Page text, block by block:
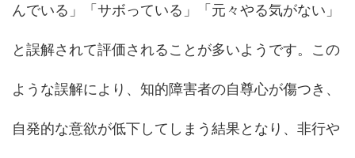
んでいる」「サボっている」「元々やる気がない」
と誤解されて評価されることが多いようです。この
ような誤解により、知的障害者の自尊心が傷つき、
自発的な意欲が低下してしまう結果となり、非行や